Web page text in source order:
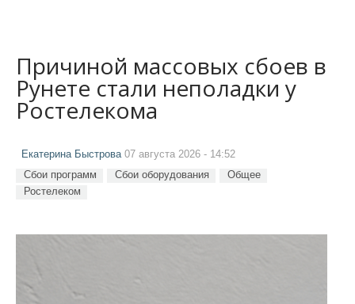
Причиной массовых сбоев в
Рунете стали неполадки у
Ростелекома
Екатерина Быстрова07 августа 2026 - 14:52
Сбои программ Сбои оборудования
Общее
Ростелеком